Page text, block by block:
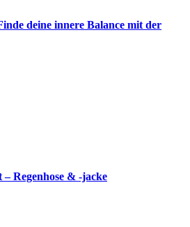
deine innere Balance mit der
Regenhose & -jacke